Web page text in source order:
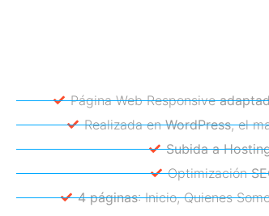
Página Web Responsive
Realizada enWordPress, el
Subida a
Optimización
4 páginas: Inicio, Quienes